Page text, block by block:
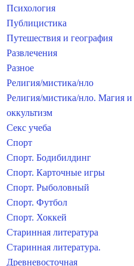
Психология
Публицистика
Путешествия и география
Развлечения
Разное
Религия/мистика/нло
Религия/мистика/нло. Магия и
оккультизм
Секс учеба
Спорт
Спорт. Бодибилдинг
Спорт. Карточные игры
Спорт. Рыболовный
Спорт. Футбол
Спорт. Хоккей
Старинная литература
Старинная литература.
Древневосточная